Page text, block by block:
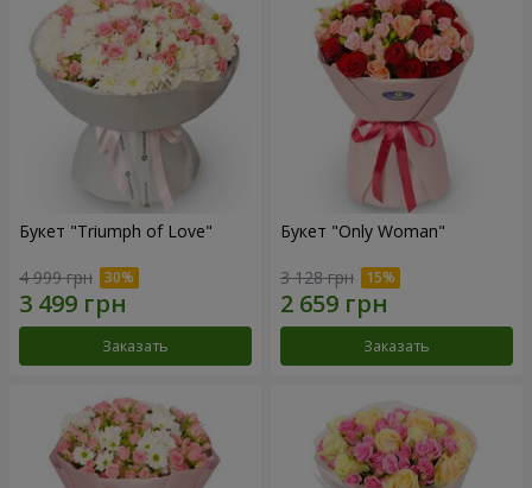
Букет "Triumph of Love"
4 999 грн
Заказать
Букет "Only Woman"
3 128 грн
Заказать